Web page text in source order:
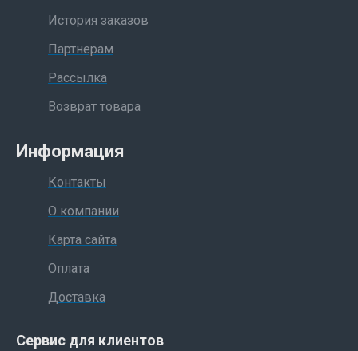
История заказов
Партнерам
Рассылка
Возврат товара
Информация
Контакты
О компании
Карта сайта
Оплата
Доставка
Сервис для клиентов